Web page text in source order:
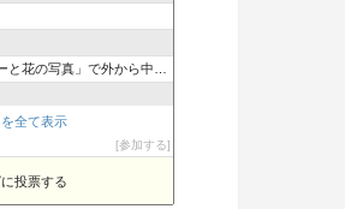
真」で外から中から丸ごとのあな…
全て表示
参加する
投票する